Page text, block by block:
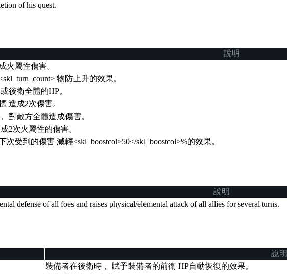
of his quest.
說明
火屬性傷害。
物防上升的效果。
後衛全體的HP。
造成2次傷害。
對敵方全體造成傷害。
2次火屬性的傷害。
次受到的傷害 減輕<skl_boostcol>50</skl_boostcol>%的效果。
說明
defense of all foes and raises physical/elemental attack of all allies for several turns.
說明
裝備者在後衛時， 賦予裝備者的前衛 HP自動恢復的效果。